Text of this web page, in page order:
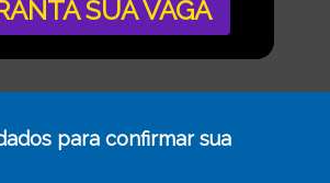
SUA VAGA
para confirmar sua